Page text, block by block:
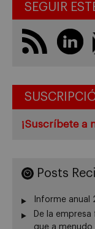
SEGUIR
¡Suscríbete a
Posts
Informe anual
De la
que a